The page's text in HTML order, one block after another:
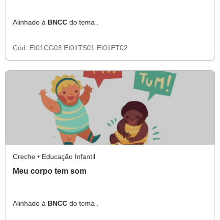
Alinhado à BNCC do tema .
Cód: EI01CG03 EI01TS01 EI01ET02
Creche • Educação Infantil
Meu corpo tem som
Alinhado à BNCC do tema .